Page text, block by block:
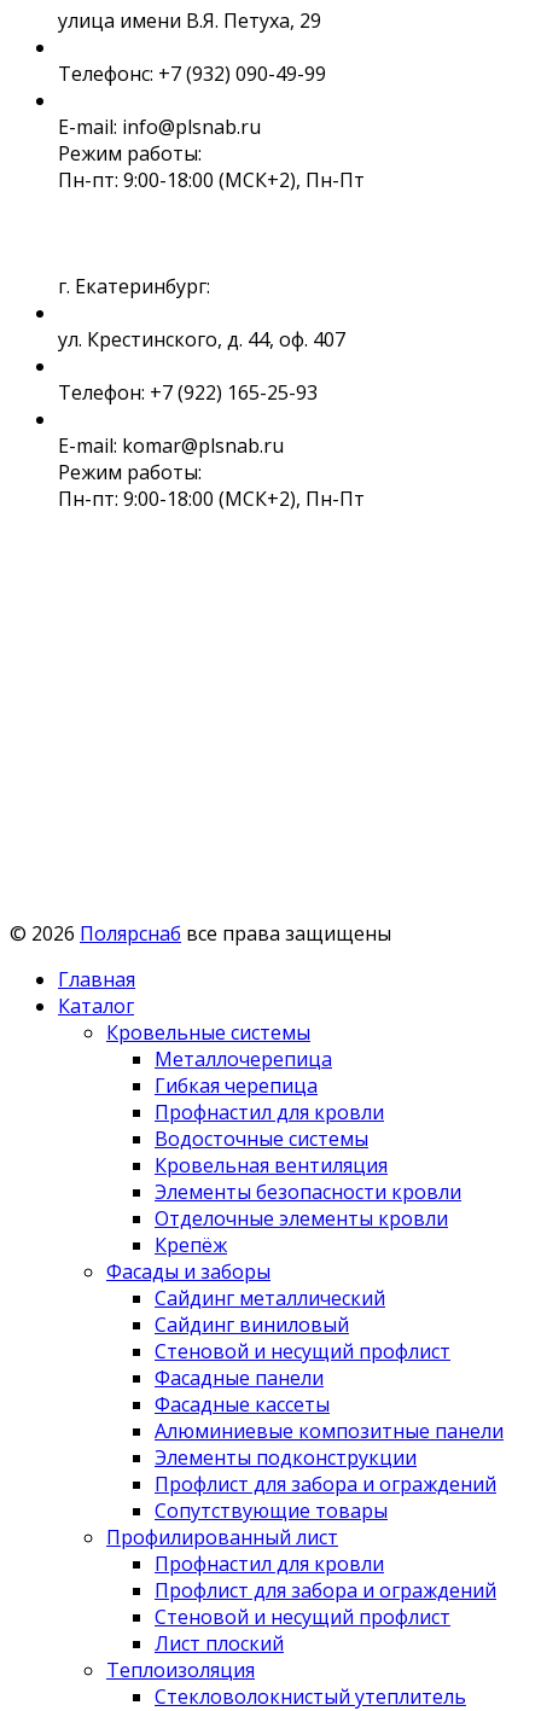
улица имени В.Я. Петуха, 29
Телефонс: +7 (932) 090-49-99
E-mail: info@plsnab.ru
Режим работы:
Пн-пт: 9:00-18:00 (МСК+2), Пн-Пт
г. Екатеринбург:
ул. Крестинского, д. 44, оф. 407
Телефон: +7 (922) 165-25-93
E-mail: komar@plsnab.ru
Режим работы:
Пн-пт: 9:00-18:00 (МСК+2), Пн-Пт
© 2026 Полярснаб все права защищены
Главная
Каталог
Кровельные системы
Металлочерепица
Гибкая черепица
Профнастил для кровли
Водосточные системы
Кровельная вентиляция
Элементы безопасности кровли
Отделочные элементы кровли
Крепёж
Фасады и заборы
Сайдинг металлический
Сайдинг виниловый
Стеновой и несущий профлист
Фасадные панели
Фасадные кассеты
Алюминиевые композитные панели
Элементы подконструкции
Профлист для забора и ограждений
Сопутствующие товары
Профилированный лист
Профнастил для кровли
Профлист для забора и ограждений
Стеновой и несущий профлист
Лист плоский
Теплоизоляция
Стекловолокнистый утеплитель